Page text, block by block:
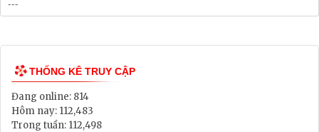
THỐNG KÊ TRUY CẬP
Đang online: 814
Hôm nay: 112,483
Trong tuần: 112,498